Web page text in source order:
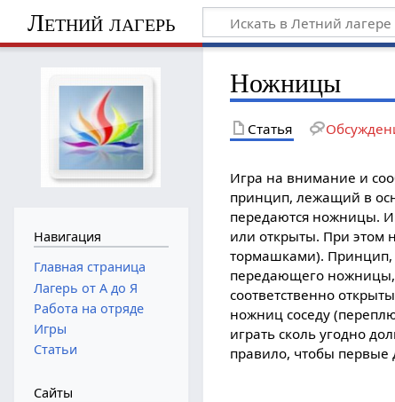
Летний лагерь
Ножницы
Статья
Игра на внимание и
принцип, лежащий в
передаются ножницы.
или открыты. При этом
тормашками). Принцип,
передающего ножницы,
соответственно
ножниц соседу
играть сколь угодно
правило, чтобы первые
Навигация
Главная страница
Лагерь от А до Я
Работа на отряде
Игры
Статьи
Сайты